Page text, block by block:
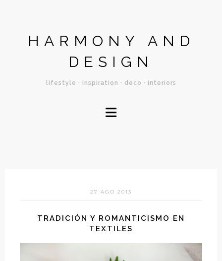
HARMONY AND
DESIGN
lifestyle · inspiration · deco · interiors
≡
27 AGO 2013
TRADICIÓN Y ROMANTICISMO EN
TEXTILES